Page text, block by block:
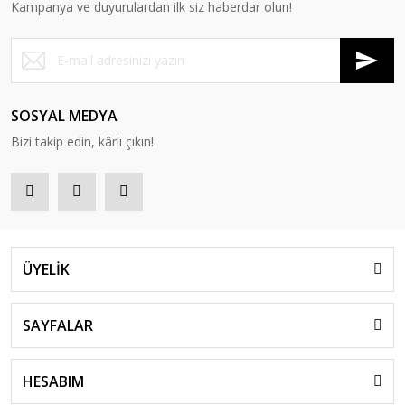
Kampanya ve duyurulardan ilk siz haberdar olun!
SOSYAL MEDYA
Bizi takip edin, kârlı çıkın!
ÜYELİK
SAYFALAR
HESABIM